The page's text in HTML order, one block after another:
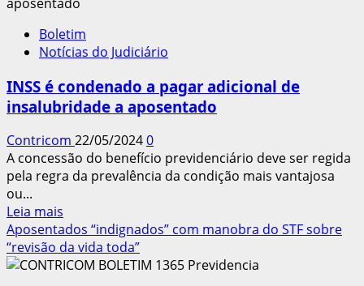
Boletim
Notícias do Judiciário
INSS é condenado a pagar adicional de
insalubridade a aposentado
Contricom 22/05/20240
A concessão do benefício previdenciário deve ser regida
pela regra da prevalência da condição mais vantajosa
ou...
Leia mais
mais
sobre
INSS
Aposentados “indignados” com manobra do STF sobre
“revisão da vida toda”